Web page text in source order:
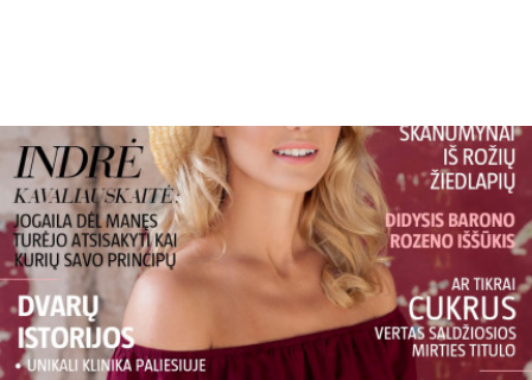
PRENUMERUOK
NAUJIENLAIŠKĮ